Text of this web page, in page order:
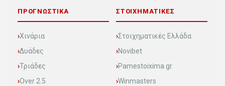
ΠΡΟΓΝΩΣΤΙΚΆ
Χινάρια
Δυάδες
Τριάδες
Over 2.5
ΣΤΟΙΧΗΜΑΤΙΚΈΣ
Στοιχηματικές Ελλάδα
Novibet
Pamestoixima.gr
Winmasters